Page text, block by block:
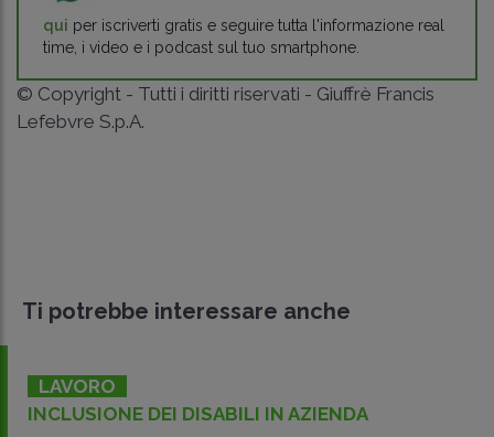
qui per iscriverti gratis e seguire tutta l'informazione real
time, i video e i podcast sul tuo smartphone.
© Copyright - Tutti i diritti riservati - Giuffrè Francis
Lefebvre S.p.A.
Ti potrebbe interessare anche
LAVORO
INCLUSIONE DEI DISABILI IN AZIENDA